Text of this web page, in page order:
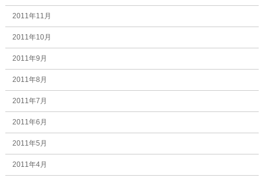
2011年11月
2011年10月
2011年9月
2011年8月
2011年7月
2011年6月
2011年5月
2011年4月